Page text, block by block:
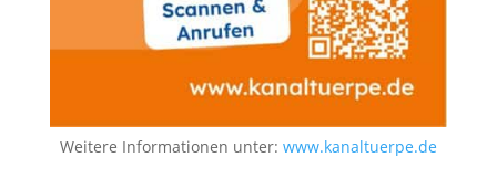
Weitere Informationen unter: www.kanaltuerpe.de